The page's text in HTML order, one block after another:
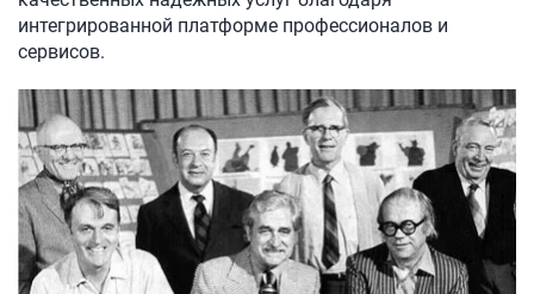
интегрированной платформе профессионалов и
сервисов.